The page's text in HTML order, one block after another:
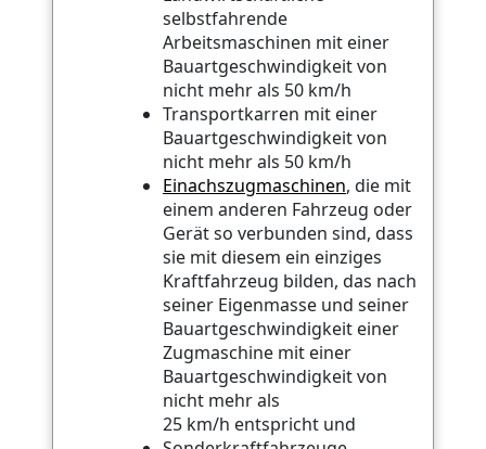
selbstfahrende
Arbeitsmaschinen mit einer
Bauartgeschwindigkeit von
nicht mehr als 50 km/h
Transportkarren mit einer
Bauartgeschwindigkeit von
nicht mehr als 50 km/h
Einachszugmaschinen, die mit
einem anderen Fahrzeug oder
Gerät so verbunden sind, dass
sie mit diesem ein einziges
Kraftfahrzeug bilden, das nach
seiner Eigenmasse und seiner
Bauartgeschwindigkeit einer
Zugmaschine mit einer
Bauartgeschwindigkeit von
nicht mehr als
25 km/h entspricht und